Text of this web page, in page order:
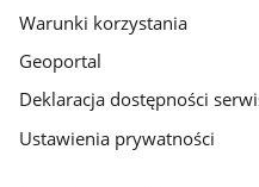
Warunki korzystania
Geoportal
Deklaracja dostępności
Ustawienia prywatności